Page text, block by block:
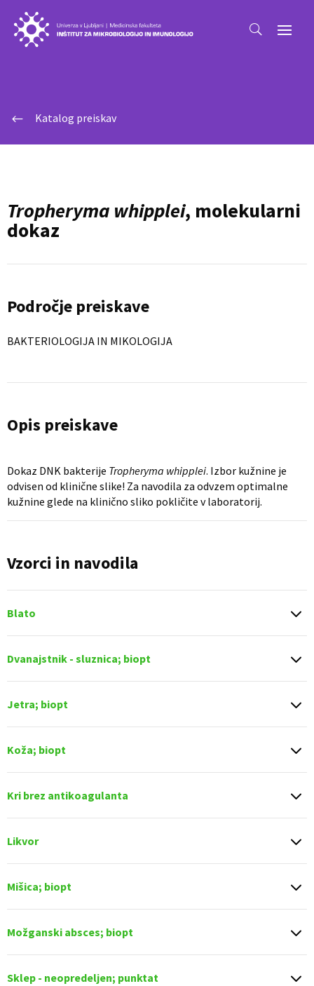
# Katalog preiskav
Tropheryma whipplei, molekularni
dokaz
Področje preiskave
BAKTERIOLOGIJA IN MIKOLOGIJA
Opis preiskave
Dokaz DNK bakterije Tropheryma whipplei. Izbor kužnine je
odvisen od klinične slike! Za navodila za odvzem optimalne
kužnine glede na klinično sliko pokličite v laboratorij.
Vzorci in navodila
Blato
Dvanajstnik - sluznica; biopt
Jetra; biopt
Koža; biopt
Kri brez antikoagulanta
Likvor
Mišica; biopt
Možganski absces; biopt
Sklep - neopredeljen; punktat